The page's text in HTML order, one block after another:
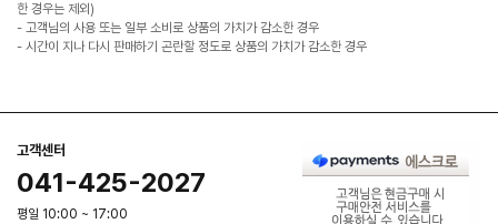
한 경우는 제외)
- 고객님의 사용 또는 일부 소비로 상품의 가치가 감소한 경우
- 시간이 지나 다시 판매하기 곤란할 정도로 상품의 가치가 감소한 경우
고객센터
041-425-2027
평일 10:00 ~ 17:00